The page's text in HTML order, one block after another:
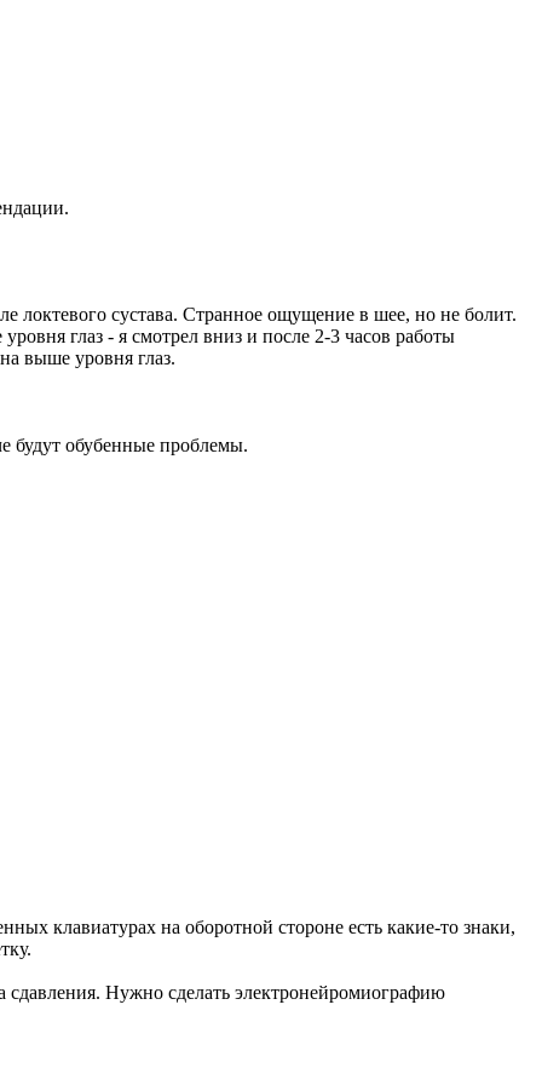
локтевого сустава. Странное ощущение в шее, но не болит.
глаз - я смотрел вниз и после 2-3 часов работы
выше уровня глаз.
будут обубенные проблемы.
клавиатурах на оборотной стороне есть какие-то знаки,
сдавления. Нужно сделать электронейромиографию